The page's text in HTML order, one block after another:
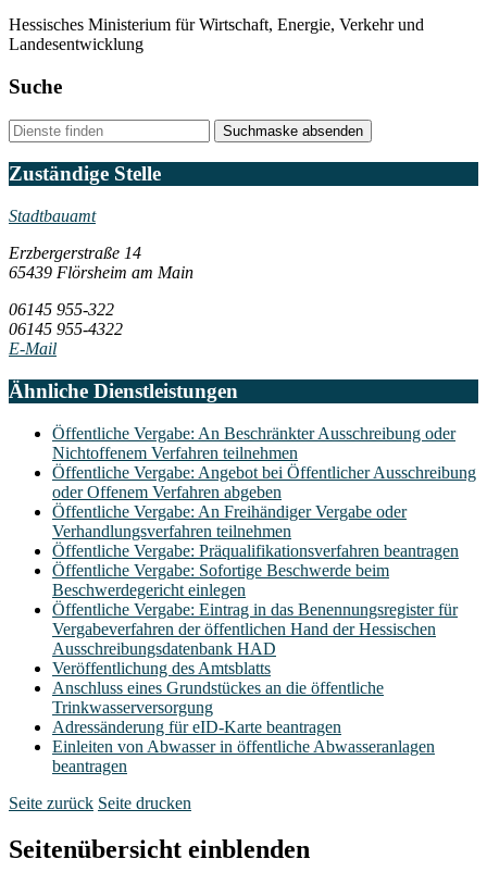
Hessisches Ministerium für Wirtschaft, Energie, Verkehr und
Landesentwicklung
Suche
Suchmaske absenden
Zuständige Stelle
Stadtbauamt
Erzbergerstraße 14
65439 Flörsheim am Main
06145 955-322
06145 955-4322
E-Mail
Ähnliche Dienstleistungen
Öffentliche Vergabe: An Beschränkter Ausschreibung oder
Nichtoffenem Verfahren teilnehmen
Öffentliche Vergabe: Angebot bei Öffentlicher Ausschreibung
oder Offenem Verfahren abgeben
Öffentliche Vergabe: An Freihändiger Vergabe oder
Verhandlungsverfahren teilnehmen
Öffentliche Vergabe: Präqualifikationsverfahren beantragen
Öffentliche Vergabe: Sofortige Beschwerde beim
Beschwerdegericht einlegen
Öffentliche Vergabe: Eintrag in das Benennungsregister für
Vergabeverfahren der öffentlichen Hand der Hessischen
Ausschreibungsdatenbank HAD
Veröffentlichung des Amtsblatts
Anschluss eines Grundstückes an die öffentliche
Trinkwasserversorgung
Adressänderung für eID-Karte beantragen
Einleiten von Abwasser in öffentliche Abwasseranlagen
beantragen
Seite zurück Seite drucken
Seitenübersicht einblenden